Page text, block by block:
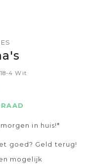
4 Wit
in huis!*
goed? Geld terug!
mogelijk